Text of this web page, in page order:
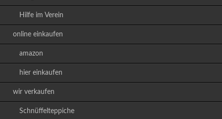
Hilfe im Verein
online einkaufen
amazon
hier einkaufen
wir verkaufen
Schnüffelteppiche